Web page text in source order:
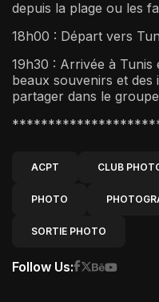
depuis la plage ou les
18h00 : Départ vers
19h30 : Arrivée à Tunis
beaux souvenirs et des
partager dans le
ACPT CLUB
PHOTO
SORTIE PHOTO
Follow Us: